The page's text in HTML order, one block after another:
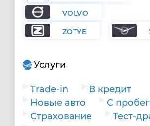
VOLVO
ZOTYE
Услуги
Trade-in
В кредит
Новые авто
С
Страхование
Тест-